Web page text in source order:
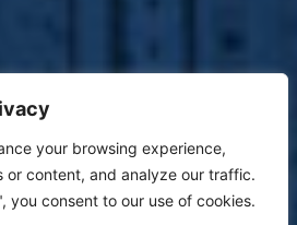
your browsing experience,
or content, and analyze our traffic.
you consent to our use of cookies.